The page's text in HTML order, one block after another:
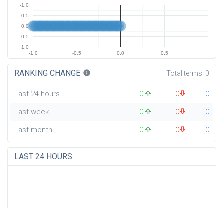
-1.0 -0.5 0.0 0.5
-1.0
-0.5
0.0
0.5
1.0
RANKING CHANGE info Total terms: 0
Last 24 hours 0 0
0
Last week
0 0
0
Last month
0 0 0
LAST 24 HOURS